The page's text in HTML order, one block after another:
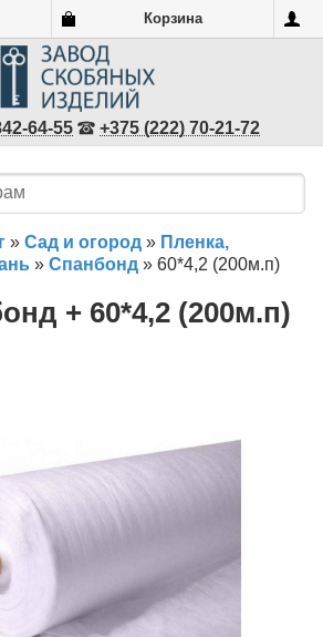
Корзина
64-55 +375 (222) 70-21-72
» Сад и огород » Пленка,
» Спанбонд » 60*4,2 (200м.п)
+ 60*4,2 (200м.п)